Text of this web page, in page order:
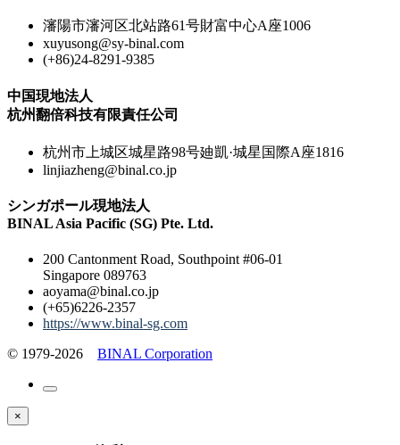
瀋陽市瀋河区北站路61号財富中心A座1006
xuyusong@sy-binal.com
(+86)24-8291-9385
中国現地法人
杭州翻倍科技有限責任公司
杭州市上城区城星路98号廸凱·城星国際A座1816
linjiazheng@binal.co.jp
シンガポール現地法人
BINAL Asia Pacific (SG) Pte. Ltd.
200 Cantonment Road, Southpoint #06-01
Singapore 089763
aoyama@binal.co.jp
(+65)6226-2357
https://www.binal-sg.com
© 1979-2026 BINAL Corporation
×